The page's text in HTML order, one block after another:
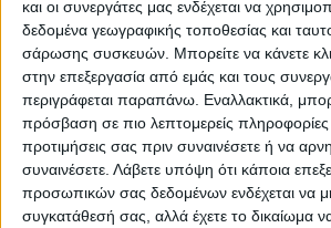
και οι συνεργάτες μας ενδέχεται να
δεδομένα γεωγραφικής τοποθεσίας και
σάρωσης συσκευών. Μπορείτε να κάνετε
στην επεξεργασία από εμάς και τους
περιγράφεται παραπάνω. Εναλλακτικά,
πρόσβαση σε πιο λεπτομερείς πληροφορίες
προτιμήσεις σας πριν συναινέσετε ή να
συναινέσετε. Λάβετε υπόψη ότι κάποια
προσωπικών σας δεδομένων ενδέχεται να
συγκατάθεσή σας, αλλά έχετε το δικαίωμα
καθώς και των συνεργατών
συνδράμουν
Υλοτομία
Προς ολοκλήρωση οδεύει η
Δήμου Σοφάδων, όπως
ο Αντιδήμαρχος Κ. Βράκας
ερώτηση του Δημοτικού